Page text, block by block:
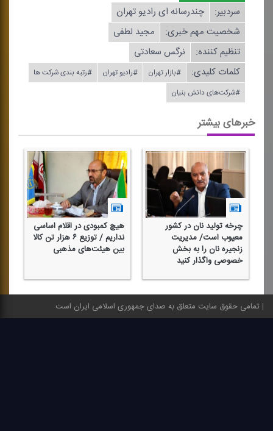
سردبیر:
چندرسانه ای رادیو تهران
شخصیت مهم خبری:
مجید لطفی
تنظیم كننده:
نرگس سعادتی
کلمات کلیدی:
#بازار تهران #رادیو تهران
#رتبه بندی شركت ها
#شركت‌های دانش بنیان
خبرهای بیشتر
چرخه تولید نان در كشور
معیوب است/ مدیریت
زنجیره نان را به بخش
خصوصی واگذار كنید
هیچ كمبودی در اقلام اساسی
نداریم / توزیع ۶ هزار تن كالا
بین هیئت‌های مذهبی
تمامی حقوق سایت متعلق به صدای جمهوری اسلامی ایران است